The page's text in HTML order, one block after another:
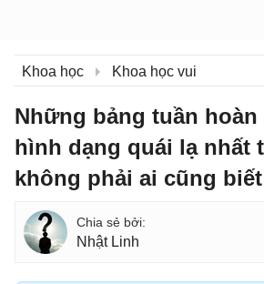
Khoa học Khoa học vui
Những bảng tuần
hình dạng quái lạ nhất
không phải ai cũng biết
Nhật Linh